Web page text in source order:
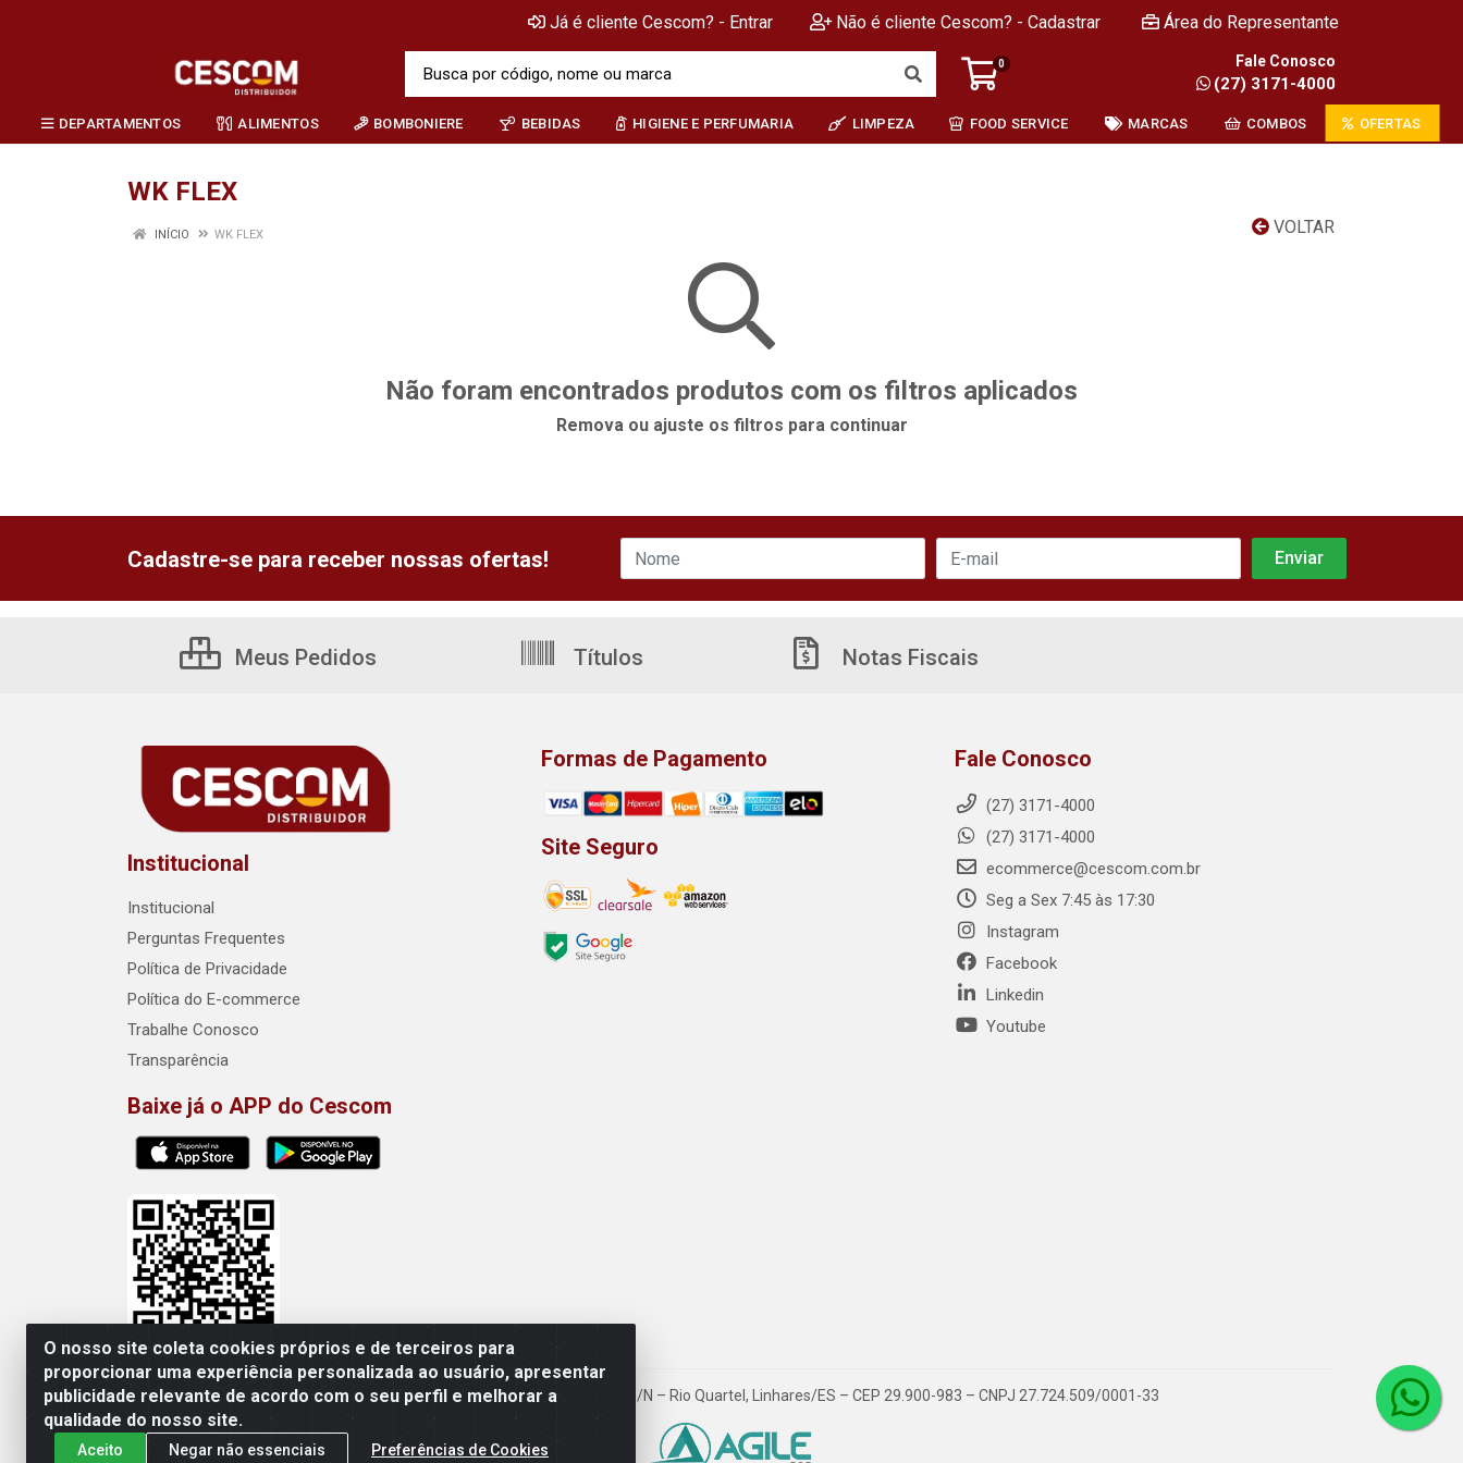
Já é cliente Cescom? - Entrar Não é cliente Cescom? - Cadastrar Área do Representante
0 Fale Conosco
(27) 3171-4000
DEPARTAMENTOS ALIMENTOS BOMBONIERE BEBIDAS HIGIENE E PERFUMARIA LIMPEZA FOOD SERVICE MARCAS COMBOS OFERTAS
WK FLEX
VOLTAR
INÍCIO WK FLEX
Não foram encontrados produtos com os filtros aplicados
Remova ou ajuste os filtros para continuar
O nosso site coleta cookies próprios e de terceiros para
proporcionar uma experiência personalizada ao usuário, apresentar
publicidade relevante de acordo com o seu perfil e melhorar a
qualidade do nosso site.
Aceito Negar não essenciais Preferências de Cookies
Cadastre-se para receber nossas ofertas!
Meus Pedidos Títulos Notas Fiscais
Institucional
Institucional
Perguntas Frequentes
Política de Privacidade
Política do E-commerce
Trabalhe Conosco
Transparência
Baixe já o APP do Cescom
Formas de Pagamento
Site Seguro
Fale Conosco
(27) 3171-4000
(27) 3171-4000
ecommerce@cescom.com.br
Seg a Sex 7:45 às 17:30
Instagram
Facebook
Linkedin
Youtube
Cescom Distribuidor - Rodovia BR 101, Km 163, S/N – Rio Quartel, Linhares/ES – CEP 29.900-983 – CNPJ 27.724.509/0001-33